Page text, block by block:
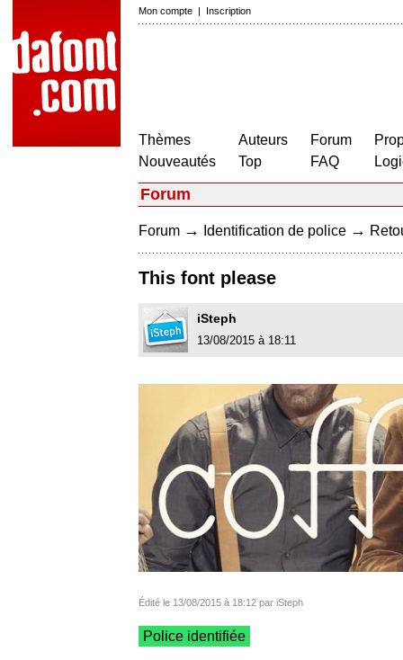
Mon compte | Inscription
Thèmes
Nouveautés
Auteurs
Top
Forum
FAQ
Forum
Forum → Identification de police →
This font please
iSteph
13/08/2015 à 18:11
Édité le 13/08/2015 à 18:12 par iSteph
Police identifiée